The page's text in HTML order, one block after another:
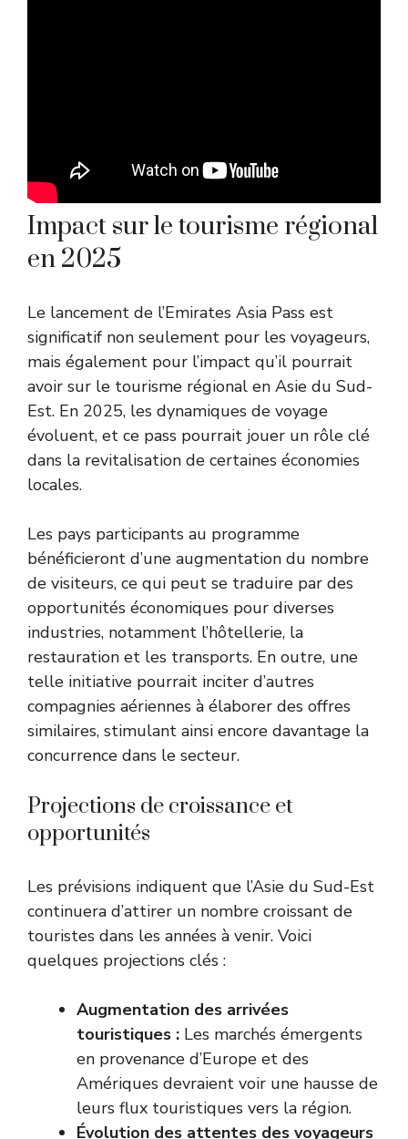
Impact sur le tourisme régional
en 2025
Le lancement de l’Emirates Asia Pass est
significatif non seulement pour les voyageurs,
mais également pour l’impact qu’il pourrait
avoir sur le tourisme régional en Asie du Sud-
Est. En 2025, les dynamiques de voyage
évoluent, et ce pass pourrait jouer un rôle clé
dans la revitalisation de certaines économies
locales.
Les pays participants au programme
bénéficieront d’une augmentation du nombre
de visiteurs, ce qui peut se traduire par des
opportunités économiques pour diverses
industries, notamment l’hôtellerie, la
restauration et les transports. En outre, une
telle initiative pourrait inciter d’autres
compagnies aériennes à élaborer des offres
similaires, stimulant ainsi encore davantage la
concurrence dans le secteur.
Projections de croissance et
opportunités
Les prévisions indiquent que l’Asie du Sud-Est
continuera d’attirer un nombre croissant de
touristes dans les années à venir. Voici
quelques projections clés :
Augmentation des arrivées
touristiques : Les marchés émergents
en provenance d’Europe et des
Amériques devraient voir une hausse de
leurs flux touristiques vers la région.
Évolution des attentes des voyageurs